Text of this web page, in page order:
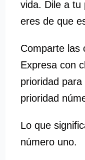
vida. Dile a tu
eres de que
Comparte las
Expresa con
prioridad
prioridad
Lo que
número uno.